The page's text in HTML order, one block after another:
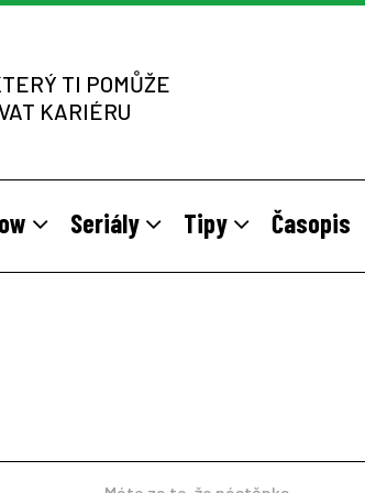
TI POMŮŽE
KARIÉRU
Seriály Tipy Časopis